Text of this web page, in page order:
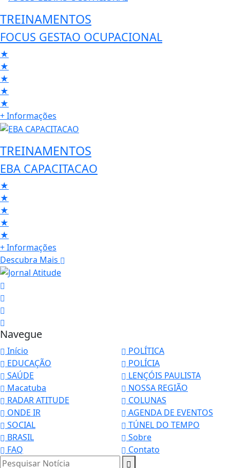
TREINAMENTOS
FOCUS GESTAO OCUPACIONAL
★
★
★
★
★
+ Informações
TREINAMENTOS
EBA CAPACITACAO
★
★
★
★
★
+ Informações
Descubra Mais
Navegue
Início
POLÍTICA
EDUCAÇÃO
POLÍCIA
SAÚDE
LENÇÓIS PAULISTA
Macatuba
NOSSA REGIÃO
RADAR ATITUDE
COLUNAS
ONDE IR
AGENDA DE EVENTOS
SOCIAL
TÚNEL DO TEMPO
BRASIL
Sobre
FAQ
Contato
Pesquisar Notícia
Termos de Uso e Privacidade
Esse site utiliza cookies para melhorar sua